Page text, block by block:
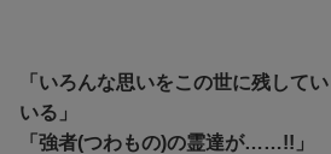
「いろんな思いをこの世に残して
いる」
「強者(つわもの)の霊達が……!!」